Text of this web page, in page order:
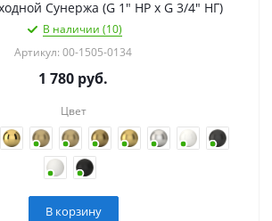
Сунержа (G 1" НР х G 3/4" НГ)
В наличии (10)
Артикул: 00-1505-0134
1 780 руб.
Цвет
В корзину